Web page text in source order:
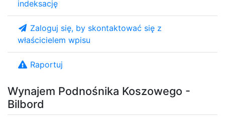
Wynajem Podnośnika Koszowego -
Bilbord
indeksację
Zaloguj się, by skontaktować się z
właścicielem wpisu
Raportuj